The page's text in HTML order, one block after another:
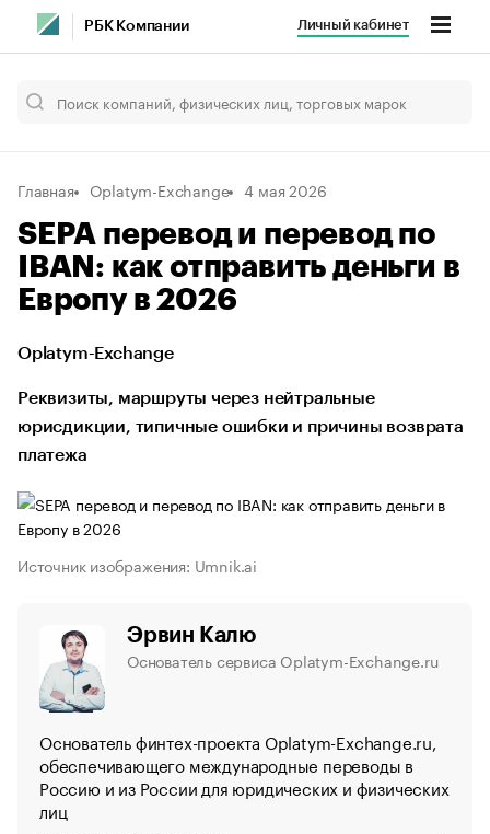
РБК Компании Личный кабинет
Главная Oplatym-Exchange 4 мая 2026
SEPA перевод и перевод по
IBAN: как отправить деньги в
Европу в 2026
Oplatym-Exchange
Реквизиты, маршруты через нейтральные
юрисдикции, типичные ошибки и причины возврата
платежа
Источник изображения: Umnik.ai
Эрвин Калю
Основатель сервиса Oplatym-Exchange.ru
Основатель финтех-проекта Oplatym-Exchange.ru,
обеспечивающего международные переводы в
Россию и из России для юридических и физических
лиц